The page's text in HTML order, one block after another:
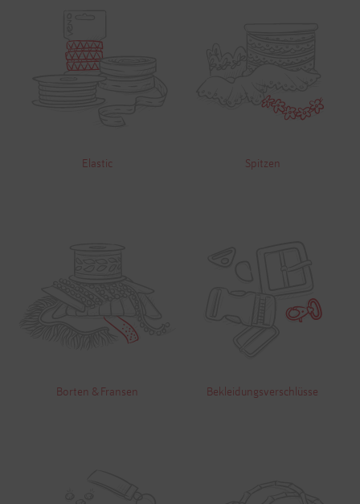
Elastic Spitzen
Borten & Fransen Bekleidungsverschlüsse